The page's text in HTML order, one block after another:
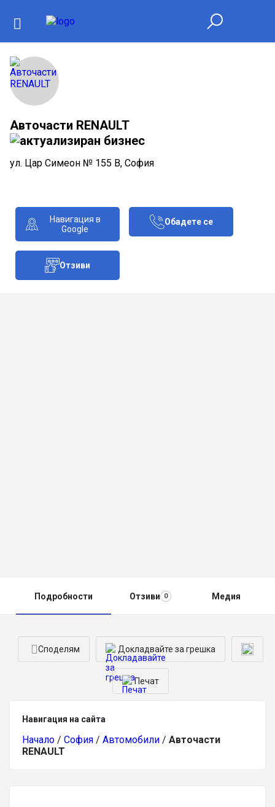
Авточасти RENAULT
ул. Цар Симеон № 155 В, София
Навигация в
Google
Обадете се
Отзиви
Подробности Отзиви 0 Медия
Споделям Докладвайте за грешка
Печат
Навигация на сайта
Начало / София / Автомобили / Авточасти
RENAULT